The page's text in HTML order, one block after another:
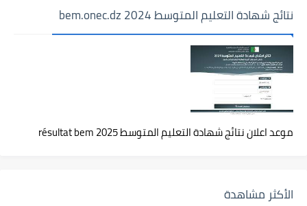
نتائج شهادة التعليم المتوسط 2024 bem.onec.dz
موعد اعلان نتائج شهادة التعليم المتوسط 2025 résultat bem
الأكثر مشاهدة